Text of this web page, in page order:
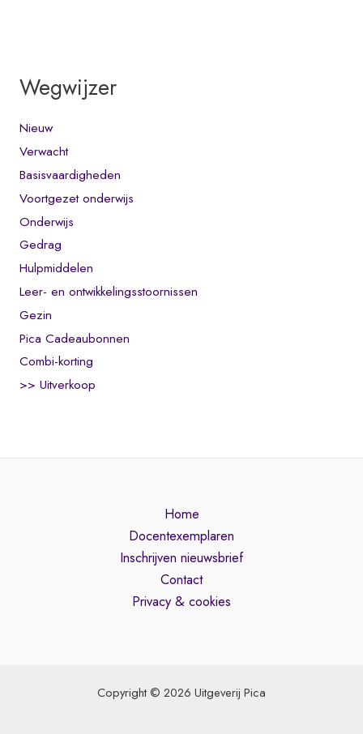
Wegwijzer
Nieuw
Verwacht
Basisvaardigheden
Voortgezet onderwijs
Onderwijs
Gedrag
Hulpmiddelen
Leer- en ontwikkelingsstoornissen
Gezin
Pica Cadeaubonnen
Combi-korting
>> Uitverkoop
Home
Docentexemplaren
Inschrijven nieuwsbrief
Contact
Privacy & cookies
Copyright © 2026 Uitgeverij Pica